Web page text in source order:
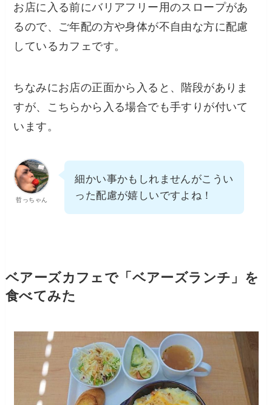
お店に入る前にバリアフリー用のスロープがあ
るので、ご年配の方や身体が不自由な方に配慮
しているカフェです。
ちなみにお店の正面から入ると、階段がありま
すが、こちらから入る場合でも手すりが付いて
います。
哲っちゃん
細かい事かもしれませんがこうい
った配慮が嬉しいですよね！
ベアーズカフェで「ベアーズランチ」を
食べてみた